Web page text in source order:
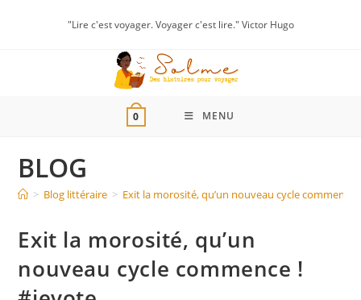
"Lire c'est voyager. Voyager c'est lire." Victor Hugo
0 MENU
BLOG
> Blog littéraire > Exit la morosité, qu’un nouveau cycle commence
Exit la morosité, qu’un
nouveau cycle commence !